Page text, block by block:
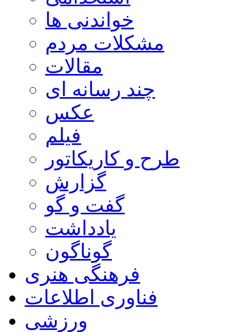
خواندنی ها
مشکلات مردم
مقالات
چند رسانه ای
عکس
فیلم
طرح و کاریکاتور
گزارش
گفت و گو
یادداشت
گوناگون
فرهنگی هنری
فناوری اطلاعات
ورزشی